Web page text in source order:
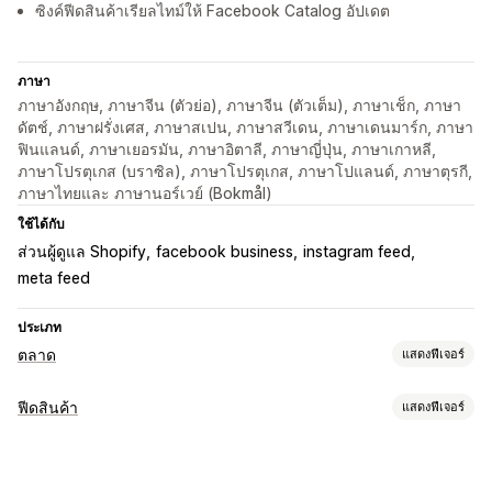
ซิงค์ฟีดสินค้าเรียลไทม์ให้ Facebook Catalog อัปเดต
ภาษา
ภาษาอังกฤษ, ภาษาจีน (ตัวย่อ), ภาษาจีน (ตัวเต็ม), ภาษาเช็ก, ภาษา
ดัตช์, ภาษาฝรั่งเศส, ภาษาสเปน, ภาษาสวีเดน, ภาษาเดนมาร์ก, ภาษา
ฟินแลนด์, ภาษาเยอรมัน, ภาษาอิตาลี, ภาษาญี่ปุ่น, ภาษาเกาหลี,
ภาษาโปรตุเกส (บราซิล), ภาษาโปรตุเกส, ภาษาโปแลนด์, ภาษาตุรกี,
ภาษาไทยและ ภาษานอร์เวย์ (Bokmål)
ใช้ได้กับ
ส่วนผู้ดูแล Shopify facebook business instagram feed
meta feed
ประเภท
ตลาด แสดงฟีเจอร์
การจัดการการทำรายการสินค้า
ฟีดสินค้า แสดงฟีเจอร์